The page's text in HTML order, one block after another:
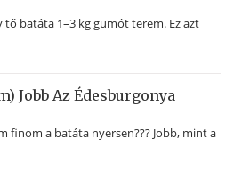
tő batáta 1–3 kg gumót terem. Ez azt
Jobb Az Édesburgonya
finom a batáta nyersen??? Jobb, mint a